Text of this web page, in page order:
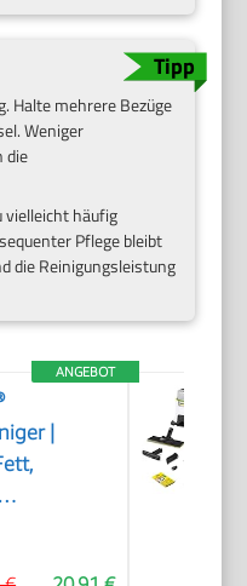
Halte mehrere Bezüge
Weniger
die
vielleicht häufig
Pflege bleibt
die Reinigungsleistung
ANGEBOT
|